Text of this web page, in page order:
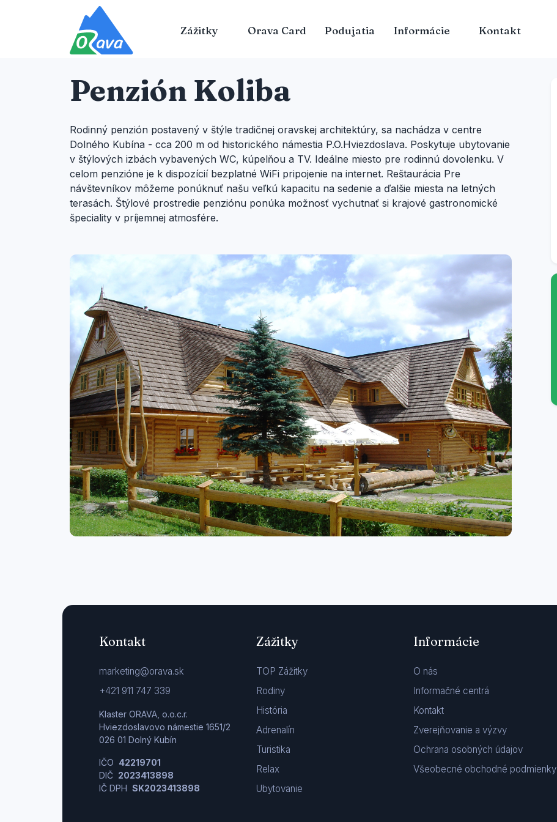
Zážitky Orava Card Podujatia Informácie Kontakt
Penzión Koliba
Rodinný penzión postavený v štýle tradičnej oravskej architektúry, sa nachádza v centre
Dolného Kubína - cca 200 m od historického námestia P.O.Hviezdoslava. Poskytuje ubytovanie
v štýlových izbách vybavených WC, kúpelňou a TV. Ideálne miesto pre rodinnú dovolenku. V
celom penzióne je k dispozícií bezplatné WiFi pripojenie na internet. Reštaurácia Pre
návštevníkov môžeme ponúknuť našu veľkú kapacitu na sedenie a ďalšie miesta na letných
terasách. Štýlové prostredie penziónu ponúka možnosť vychutnať si krajové gastronomické
špeciality v príjemnej atmosfére.
Kontakt
marketing@orava.sk
+421 911 747 339
Klaster ORAVA, o.o.c.r.
Hviezdoslavovo námestie 1651/2
026 01 Dolný Kubín
IČO 42219701
DIČ 2023413898
IČ DPH SK2023413898
Zážitky
TOP Zážitky
Rodiny
História
Adrenalín
Turistika
Relax
Ubytovanie
Informácie
O nás
Informačné centrá
Kontakt
Zverejňovanie a výzvy
Ochrana osobných údajov
Všeobecné obchodné podmienky